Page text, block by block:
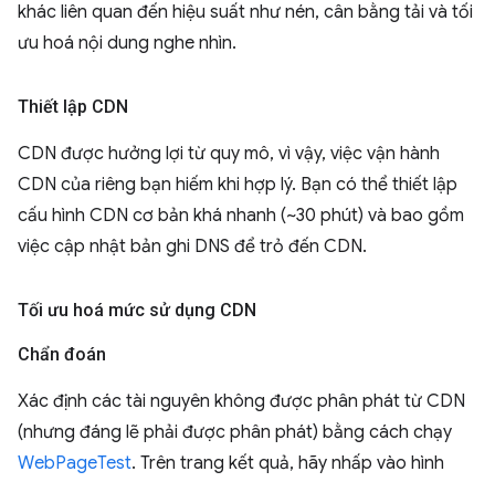
khác liên quan đến hiệu suất như nén, cân bằng tải và tối
ưu hoá nội dung nghe nhìn.
Thiết lập CDN
CDN được hưởng lợi từ quy mô, vì vậy, việc vận hành
CDN của riêng bạn hiếm khi hợp lý. Bạn có thể thiết lập
cấu hình CDN cơ bản khá nhanh (~30 phút) và bao gồm
việc cập nhật bản ghi DNS để trỏ đến CDN.
Tối ưu hoá mức sử dụng CDN
Chẩn đoán
Xác định các tài nguyên không được phân phát từ CDN
(nhưng đáng lẽ phải được phân phát) bằng cách chạy
WebPageTest. Trên trang kết quả, hãy nhấp vào hình